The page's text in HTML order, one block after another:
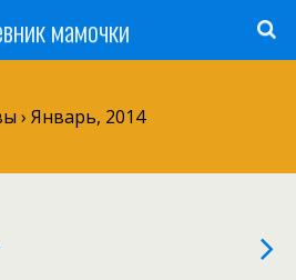
мамочки
› Январь, 2014